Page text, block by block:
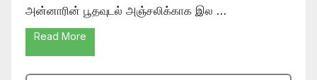
அன்னாரின் பூதவுடல் அஞ்சலிக்காக இல …
Read More